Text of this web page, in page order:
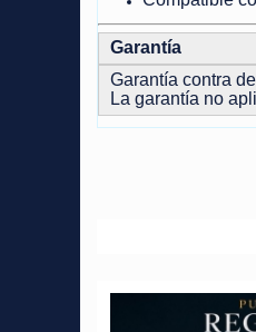
Garantía
Garantía contra
La garantía no